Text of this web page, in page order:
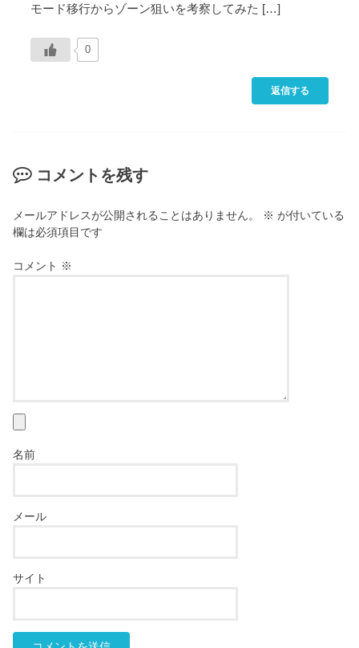
モード移行からゾーン狙いを考察してみた […]
0
返信する
コメントを残す
メールアドレスが公開されることはありません。 ※ が付いている
欄は必須項目です
コメント ※
名前
メール
サイト